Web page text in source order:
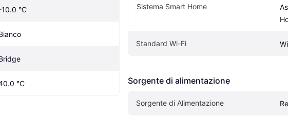
10.0 °C
°C
Sistema Smart Home
Standard Wi-Fi
Sorgente di alimentazione
Sorgente di Alimentazione